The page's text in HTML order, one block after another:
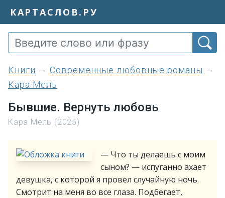
КАРТАСЛОВ.РУ
книги
Современные любовные романы
Кара Мель
Бывшие. Вернуть любовь
Кара Мель (2025)
— Что ты делаешь с моим
сыном? — испуганно ахает
девушка, с которой я провел случайную ночь.
Смотрит на меня во все глаза. Подбегает,